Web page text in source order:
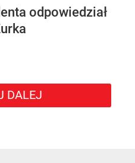
odpowiedział
DALEJ